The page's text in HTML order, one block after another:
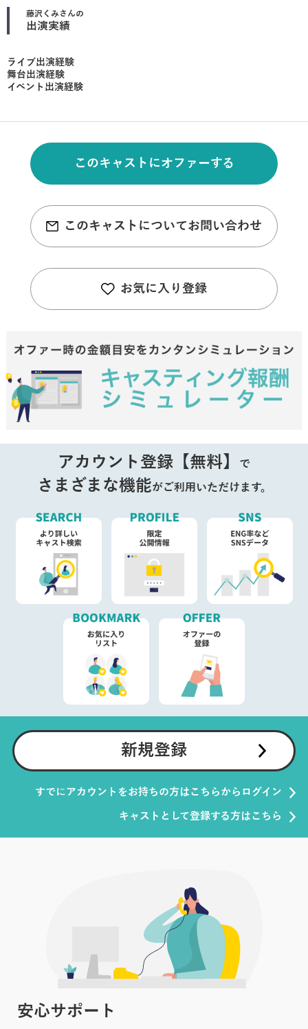
藤沢くみさんの
出演実績
ライブ出演経験
舞台出演経験
イベント出演経験
このキャストにオファーする
このキャストについてお問い合わせ
お気に入り登録
アカウント登録【無料】 で
さまざまな機能がご利用いただけます。
新規登録
すでにアカウントをお持ちの方はこちらからログイン
キャストとして登録する方はこちら
安心サポート